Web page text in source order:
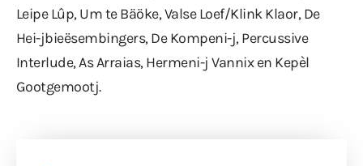
Leipe Lûp, Um te Bäöke, Valse Loef/Klink Klaor, De
Hei-jbieësembingers, De Kompeni-j, Percussive
Interlude, As Arraias, Hermeni-j Vannix en Kepèl
Gootgemootj.